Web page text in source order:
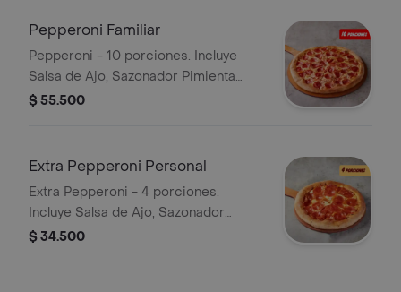
Pepperoni Familiar
Pepperoni - 10 porciones. Incluye
Salsa de Ajo, Sazonador Pimienta
Roja y Pepperoncini.
$ 55.500
Extra Pepperoni Personal
Extra Pepperoni - 4 porciones.
Incluye Salsa de Ajo, Sazonador
Pimienta Roja y Pepperoncini.
$ 34.500